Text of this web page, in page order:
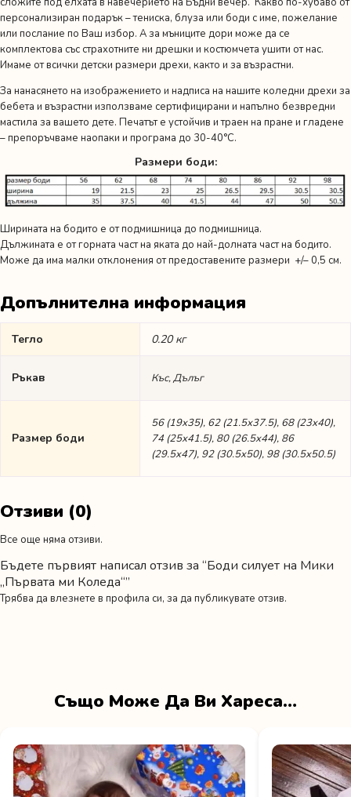
персонализиран подарък – тениска, блуза или боди с име, пожелание
или послание по Ваш избор. А за мъниците дори може да се
комплектова със страхотните ни дрешки и костюмчета ушити от нас.
Имаме от всички детски размери дрехи, както и за възрастни.
За нанасянето на изображението и надписа на нашите коледни дрехи за
бебета и възрастни използваме сертифицирани и напълно безвредни
мастила за вашето дете. Печатът е устойчив и траен на пране и гладене
– препоръчваме наопаки и програма до 30-40°C.
Размери боди:
Ширината на бодито е от подмишница до подмишница.
Дължината е от горната част на яката до най-долната част на бодито.
Може да има малки отклонения от предоставените размери +/– 0,5 см.
Допълнителна информация
Тегло 0.20 кг
Ръкав Къс, Дълъг
Размер боди
56 (19х35), 62 (21.5х37.5), 68 (23х40),
74 (25х41.5), 80 (26.5х44), 86
(29.5х47), 92 (30.5х50), 98 (30.5х50.5)
Отзиви (0)
Все още няма отзиви.
Бъдете първият написал отзив за “Боди силует на Мики
„Първата ми Коледа“”
Трябва да влезнете в профила си, за да публикувате отзив.
Също Може Да Ви Хареса…